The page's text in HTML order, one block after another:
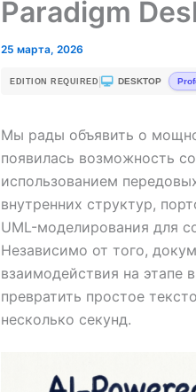
Paradigm
25 марта, 2026
EDITION REQUIRED DESKTOP
Мы рады объявить о
появилась возможность
использованием
внутренних структур,
UML-моделирования для
Независимо от того,
взаимодействия на этапе
превратить простое
несколько секунд.